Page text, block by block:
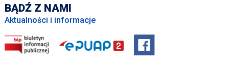
BĄDŹ Z NAMI
Aktualności i informacje